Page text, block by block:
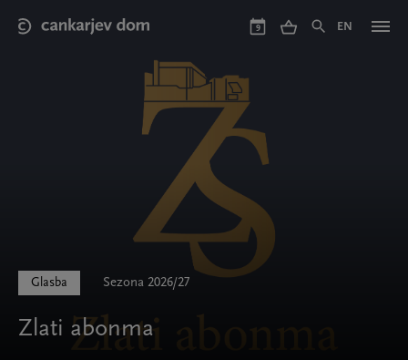
main
9 EN
Glasba Sezona 2026/27
Zlati abonma